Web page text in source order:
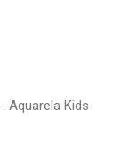
Aquarela Kids